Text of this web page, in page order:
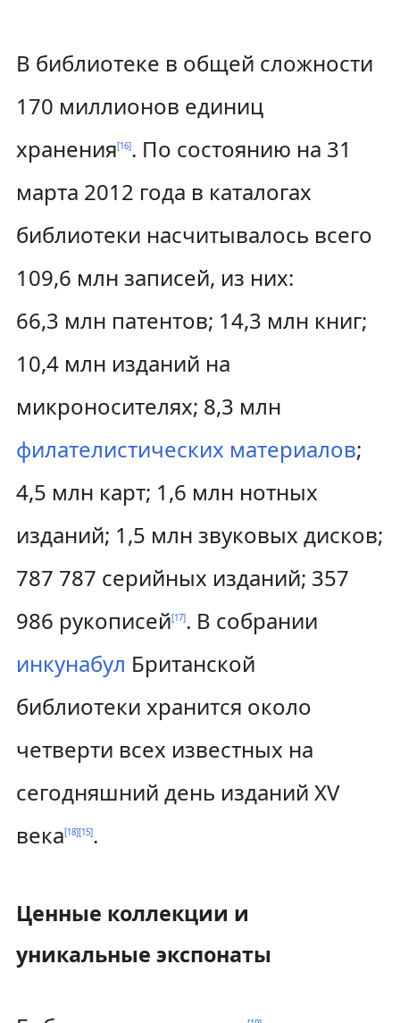
В библиотеке в общей сложности
170 миллионов единиц
хранения[16]. По состоянию на 31
марта 2012 года в каталогах
библиотеки насчитывалось всего
109,6 млн записей, из них:
66,3 млн патентов; 14,3 млн книг;
10,4 млн изданий на
микроносителях; 8,3 млн
филателистических материалов;
4,5 млн карт; 1,6 млн нотных
изданий; 1,5 млн звуковых дисков;
787 787 серийных изданий; 357
986 рукописей[17]. В собрании
инкунабул Британской
библиотеки хранится около
четверти всех известных на
сегодняшний день изданий XV
века[18][15].
Ценные коллекции и
уникальные экспонаты